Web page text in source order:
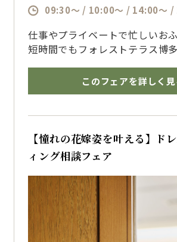
09:30～ / 10:00～ / 14:00～ /
仕事やプライベートで忙しいお
短時間でもフォレストテラス博
気になるポイントを中心にご案
博多で結婚式を挙げるならザ・
このフェアを詳しく見
【憧れの花嫁姿を叶える】ド
ィング相談フェア